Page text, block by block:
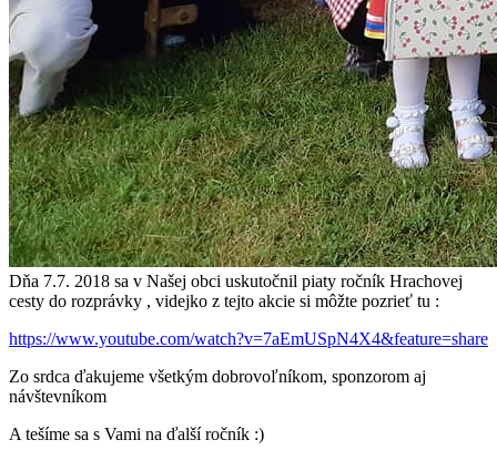
Dňa 7.7. 2018 sa v Našej obci uskutočnil piaty ročník Hrachovej
cesty do rozprávky , videjko z tejto akcie si môžte pozrieť tu :
https://www.youtube.com/watch?v=7aEmUSpN4X4&feature=share
Zo srdca ďakujeme všetkým dobrovoľníkom, sponzorom aj
návštevníkom
A tešíme sa s Vami na ďalší ročník :)